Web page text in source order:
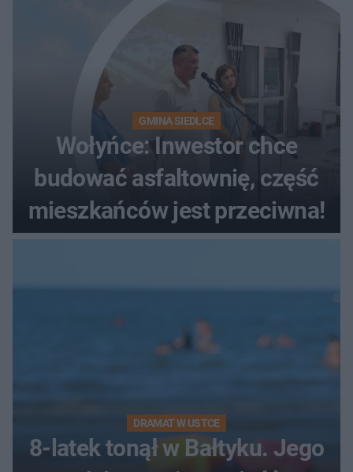
GMINA SIEDLCE
Wołyńce: Inwestor chce
budować asfaltownię, część
mieszkańców jest przeciwna!
DRAMAT W USTCE
8-latek tonął w Bałtyku. Jego